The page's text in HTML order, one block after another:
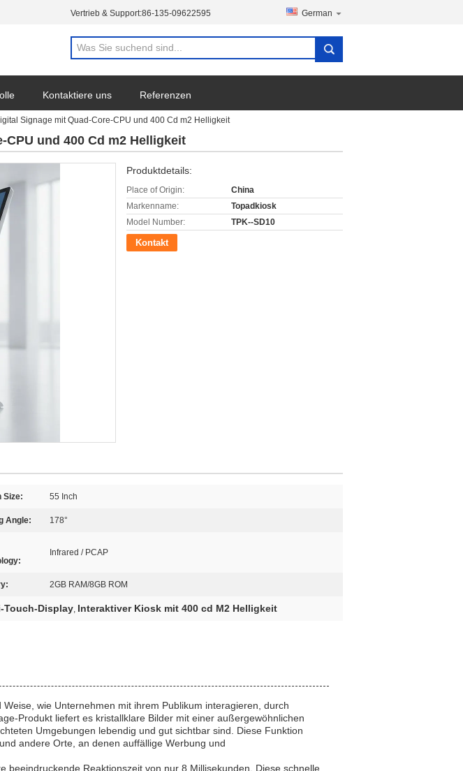
Vertrieb & Support:86-135-09622595 German
Kontaktiere uns Referenzen
Signage mit Quad-Core-CPU und 400 Cd m2 Helligkeit
und 400 Cd m2 Helligkeit
Produktdetails:
Place of Origin:
China
Markenname:
Topadkiosk
Model Number:
TPK--SD10
Kontakt
Size: 55 Inch
Angle: 178°
Infrared / PCAP
2GB RAM/8GB ROM
Touch-Display, Interaktiver Kiosk mit 400 cd M2 Helligkeit
wie Unternehmen mit ihrem Publikum interagieren, durch
Produkt liefert es kristallklare Bilder mit einer außergewöhnlichen
Umgebungen lebendig und gut sichtbar sind. Diese Funktion
andere Orte, an denen auffällige Werbung und
Reaktionszeit von nur 8 Millisekunden. Diese schnelle